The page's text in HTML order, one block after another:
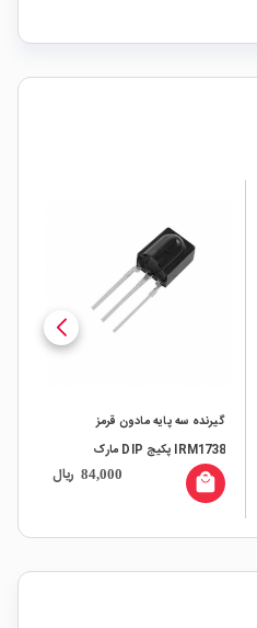
گیرنده سه پایه مادون قرمز
IRM1738 پکیج DIP مارک
SIVAGO
84,000 ریال local_mall